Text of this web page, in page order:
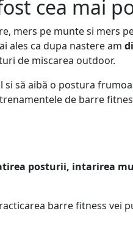
cea mai
mers pe munte si mers
ales ca dupa nastere am
de miscarea outdoor.
să aibă o postura
de barre
posturii, intarirea
barre fitness vei